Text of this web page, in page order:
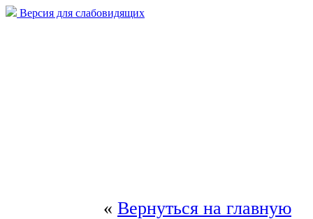
Версия для слабовидящих
« Вернуться на главную